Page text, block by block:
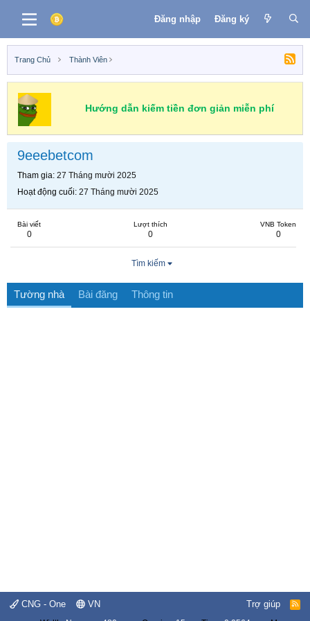
Đăng nhập Đăng ký
Trang Chủ Thành Viên
Hướng dẫn kiếm tiền đơn giản miễn phí
9eeebetcom
Tham gia 27 Tháng mười 2025
Hoạt động cuối 27 Tháng mười 2025
Bài viết
0
Lượt thích
0
VNB Token
0
Tìm kiếm
Tường nhà Bài đăng Thông tin
CNG - One VN Trợ giúp
R